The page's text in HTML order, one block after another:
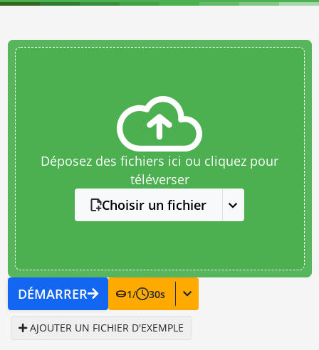
Déposez des fichiers ici ou cliquez pour
téléverser
Choisir un fichier
DÉMARRER 1/ 30s
AJOUTER UN FICHIER D'EXEMPLE